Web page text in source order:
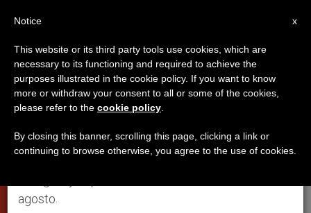
El Papa recuerda el día de su
primera comunión junto a
100.000 niños
En lo que pareció ser una Jornada
×
Aviso importante
Del 27 de julio al 7 de agosto haremos la pausa
anual, aprovechando que en el periodo de verano
se generan menos informaciones y también el
agosto.
x
Notice
This website or its third party tools use cookies, which are
necessary to its functioning and required to achieve the
purposes illustrated in the cookie policy. If you want to know
more or withdraw your consent to all or some of the cookies,
please refer to the cookie policy
By closing this banner, scrolling this page, clicking a link or
continuing to browse otherwise, you agree to the use of cookies.